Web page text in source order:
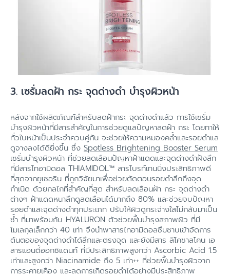
3. เซรั่มลดฝ้า กระ จุดด่างดำ บำรุงผิวหน้า
หลังจากใช้ผลิตภัณฑ์สำหรับลดฝ้ากระ จุดด่างดำแล้ว การใช้เซรั่ม
บำรุงผิวหน้าที่มีสารสำคัญในการช่วยดูแลปัญหาลดฝ้า กระ โดยทาให้
ทั่วใบหน้าเป็นประจำควบคู่กัน จะช่วยให้ความหมองคล้ำและรอยดำแล
ดูจางลงได้ดียิ่งขึ้น ซึ่ง Spotless Brightening Booster Serum
เซรั่มบำรุงผิวหน้า ที่ช่วยลดเลือนปัญหาฝ้าแดดและจุดด่างดำฝังลึก
ที่มีสารไทอามิดอล THIAMIDOL™ สารไบรท์เทนนิ่งประสิทธิภาพดี
ที่สุดจากยูเซอริน ที่ถูกวิจัยมาเพื่อช่วยตัดตอนรอยดำลึกถึงจุด
กำเนิด ด้วยกลไกที่สำคัญที่สุด สำหรับลดเลือนฝ้า กระ จุดด่างดำ
ต่างๆ ฝ้าแดดหนาลึกดูลดเลือนได้มากถึง 80% และช่วยจบปัญหา
รอยดำและจุดด่างดำทุกประเภท ปรับให้ผิวดูกระจ่างใสไม่กลับมาเป็น
ซ้ำ ที่มาพร้อมกับ HYALURON ตัวช่วยฟื้นบำรุงสภาพผิว ที่มี
โมเลกุลเล็กกว่า 40 เท่า จึงนำพาสารไทอามิดอลซึมซาบเข้าจัดการ
ต้นตอของจุดด่างดำได้ลึกและตรงจุด และยังมีสาร ลิโคชาลโคน เอ
สารแอนตี้ออกซิแดนท์ ที่มีประสิทธิภาพสูงกว่า Ascorbic Acid 1.5
เท่าและสูงกว่า Niacinamide ถึง 5 เท่า++ ที่ช่วยฟื้นบำรุงผิวจาก
การระคายเคือง และลดการเกิดรอยดำได้อย่างมีประสิทธิภาพ